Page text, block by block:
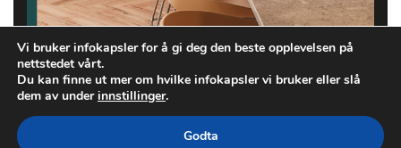
Vi bruker infokapsler for å gi deg den beste opplevelsen på
nettstedet vårt.
Du kan finne ut mer om hvilke infokapsler vi bruker eller slå
dem av underinnstillinger.
Godta